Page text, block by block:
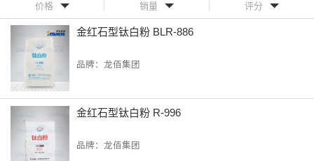
价格 销量 评分
金红石型钛白粉 BLR-886
品牌：龙佰集团
金红石型钛白粉 R-996
品牌：龙佰集团